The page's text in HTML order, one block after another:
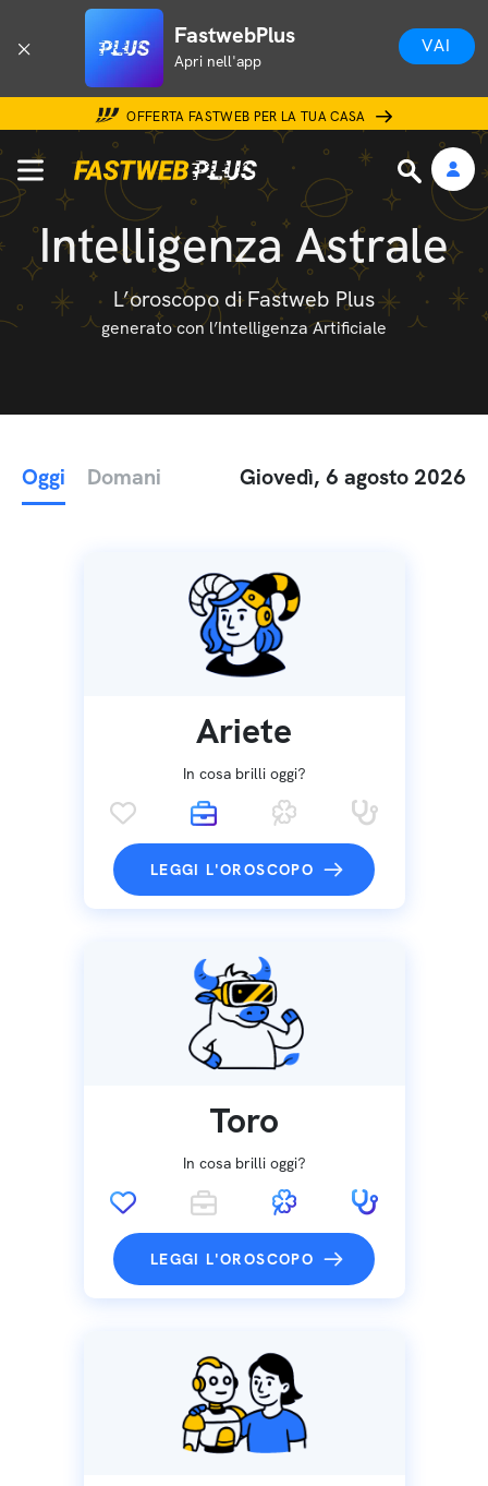
FastwebPlus
Apri nell'app
VAI
OFFERTA FASTWEB PER LA TUA CASA
Intelligenza Astrale
L’oroscopo di Fastweb Plus
generato con l’Intelligenza Artificiale
Oggi Domani Giovedì, 6 agosto 2026
Ariete
In cosa brilli oggi?
LEGGI L'OROSCOPO
Toro
In cosa brilli oggi?
LEGGI L'OROSCOPO